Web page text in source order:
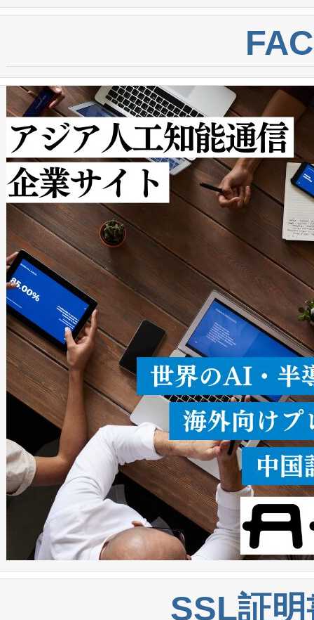
centers. Voltaiqは、ai&のAI
からシステム統合、試運転、
クルの各段階のデータを監視
[…]
ートル先まで検出でき、これ
トに対して約600メートルに
では、反射率10％のターゲッ
で向上し、最大検知距離は
ットだけで最大1キロメート
ルの変電所周囲を監視でき、
作業と点群処理を簡素化でき
Avia 2は、2種類のFOVオプシ
× 80°のノーマルモード、長
ードを切り替えて使用するこ
ることなく、単一のデバイス
うにします。遠距離まで届く
密度なスキャ […]
SSL証